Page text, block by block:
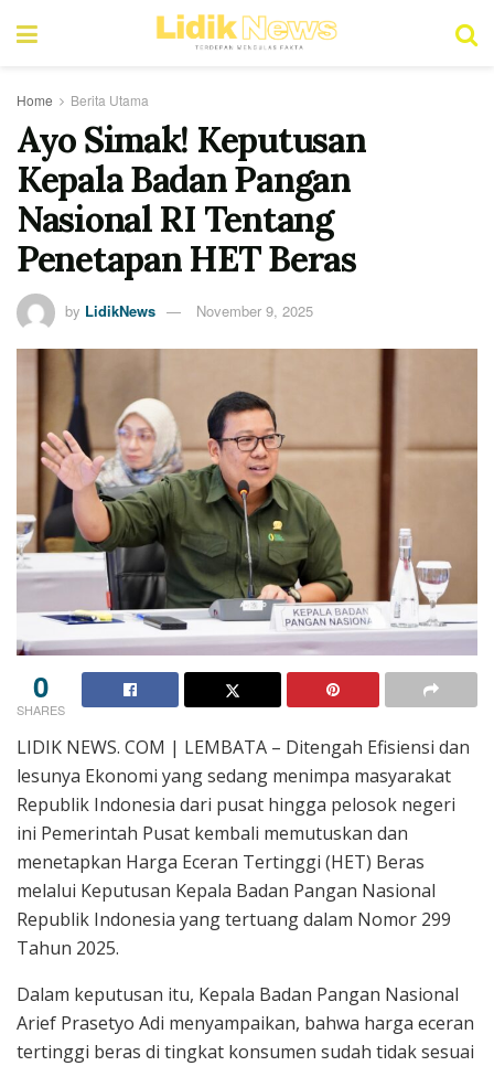
Home Berita Utama
Ayo Simak! Keputusan
Kepala Badan Pangan
Nasional RI Tentang
Penetapan HET Beras
by LidikNews November 9, 2025
0
SHARES
LIDIK NEWS. COM | LEMBATA – Ditengah Efisiensi dan
lesunya Ekonomi yang sedang menimpa masyarakat
Republik Indonesia dari pusat hingga pelosok negeri
ini Pemerintah Pusat kembali memutuskan dan
menetapkan Harga Eceran Tertinggi (HET) Beras
melalui Keputusan Kepala Badan Pangan Nasional
Republik Indonesia yang tertuang dalam Nomor 299
Tahun 2025.
Dalam keputusan itu, Kepala Badan Pangan Nasional
Arief Prasetyo Adi menyampaikan, bahwa harga eceran
tertinggi beras di tingkat konsumen sudah tidak sesuai